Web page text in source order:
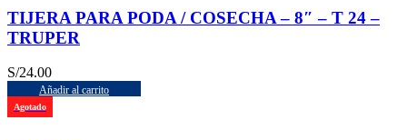
TIJERA PARA PODA / COSECHA – 8″ – T 24 –
TRUPER
S/24.00
Añadir al carrito
Agotado